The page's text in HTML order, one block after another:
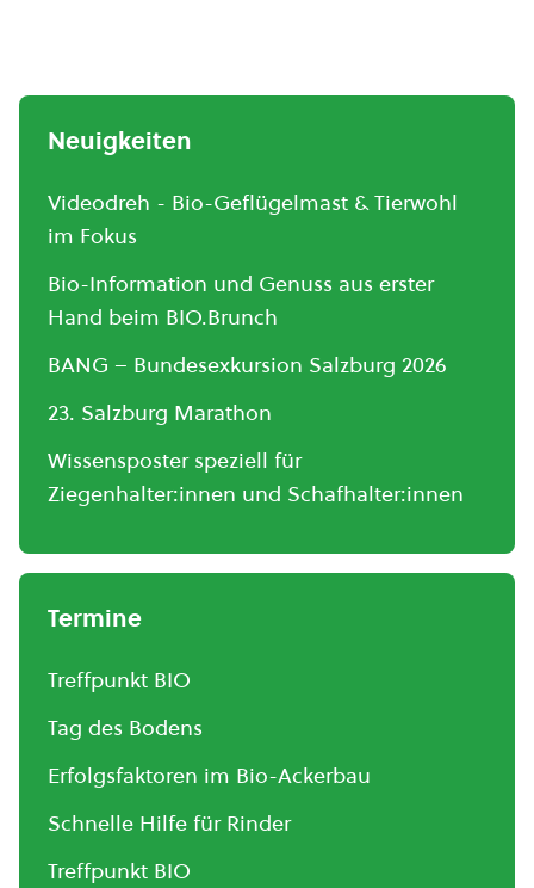
Neuigkeiten
Videodreh - Bio-Geflügelmast & Tierwohl
im Fokus
Bio-Information und Genuss aus erster
Hand beim BIO.Brunch
BANG – Bundesexkursion Salzburg 2026
23. Salzburg Marathon
Wissensposter speziell für
Ziegenhalter:innen und Schafhalter:innen
Termine
Treffpunkt BIO
Tag des Bodens
Erfolgsfaktoren im Bio-Ackerbau
Schnelle Hilfe für Rinder
Treffpunkt BIO